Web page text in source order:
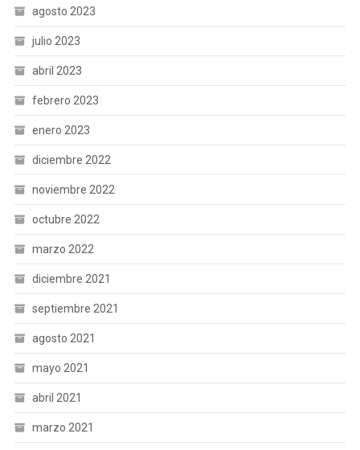
agosto 2023
julio 2023
abril 2023
febrero 2023
enero 2023
diciembre 2022
noviembre 2022
octubre 2022
marzo 2022
diciembre 2021
septiembre 2021
agosto 2021
mayo 2021
abril 2021
marzo 2021